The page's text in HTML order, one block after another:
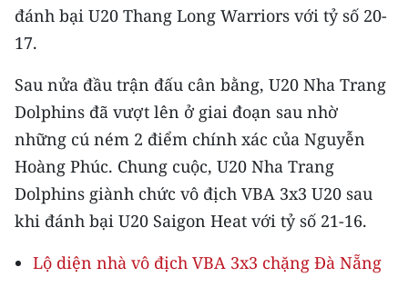
Media Môi trường
Infographic
TIN MỚI
TIN ĐỊA PHƯƠNG
đánh bại U20 Thang Long Warriors với tỷ số 20-
17.
Sau nửa đầu trận đấu cân bằng, U20 Nha Trang
Dolphins đã vượt lên ở giai đoạn sau nhờ
những cú ném 2 điểm chính xác của Nguyễn
Hoàng Phúc. Chung cuộc, U20 Nha Trang
Dolphins giành chức vô địch VBA 3x3 U20 sau
khi đánh bại U20 Saigon Heat với tỷ số 21-16.
Lộ diện nhà vô địch VBA 3x3 chặng Đà Nẵng